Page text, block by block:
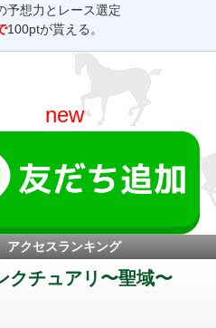
予想力とレース選定
100ptが貰える。
new
アクセスランキング
クチュアリ〜聖域〜